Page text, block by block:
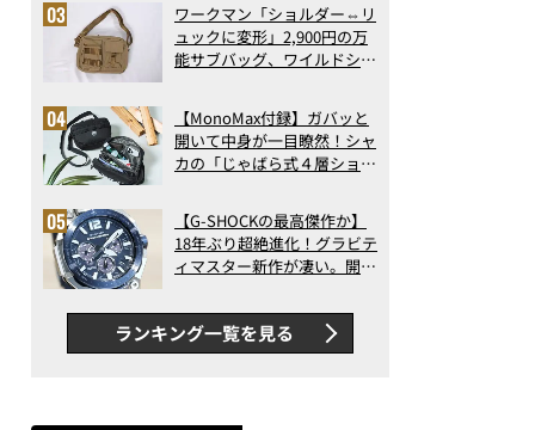
アの実力
ワークマン「ショルダー⇔リ
ュックに変形」2,900円の万
能サブバッグ、ワイルドシン
記事ランキングベスト3】
（2026年6月版）
【MonoMax付録】ガバッと
開いて中身が一目瞭然！シャ
カの「じゃばら式４層ショル
った！
【G-SHOCKの最高傑作か】
18年ぶり超絶進化！グラビテ
ィマスター新作が凄い。開発
新ムーブメントの衝撃
ランキング一覧を見る